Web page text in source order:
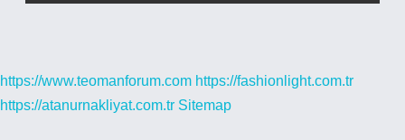
https://www.teomanforum.com https://fashionlight.com.tr
https://atanurnakliyat.com.tr Sitemap